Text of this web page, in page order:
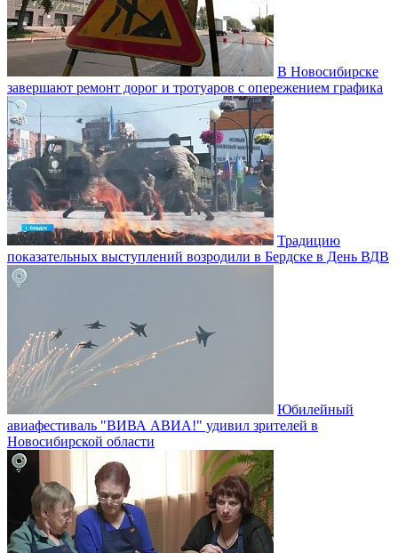
В Новосибирске
завершают ремонт дорог и тротуаров с опережением графика
Традицию
показательных выступлений возродили в Бердске в День ВДВ
Юбилейный
авиафестиваль "ВИВА АВИА!" удивил зрителей в
Новосибирской области